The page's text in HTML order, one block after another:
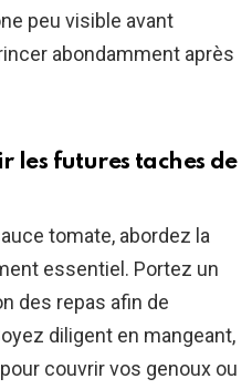
peu visible avant
abondamment après
les futures taches de
tomate, abordez la
essentiel. Portez un
des repas afin de
diligent en mangeant,
couvrir vos genoux ou